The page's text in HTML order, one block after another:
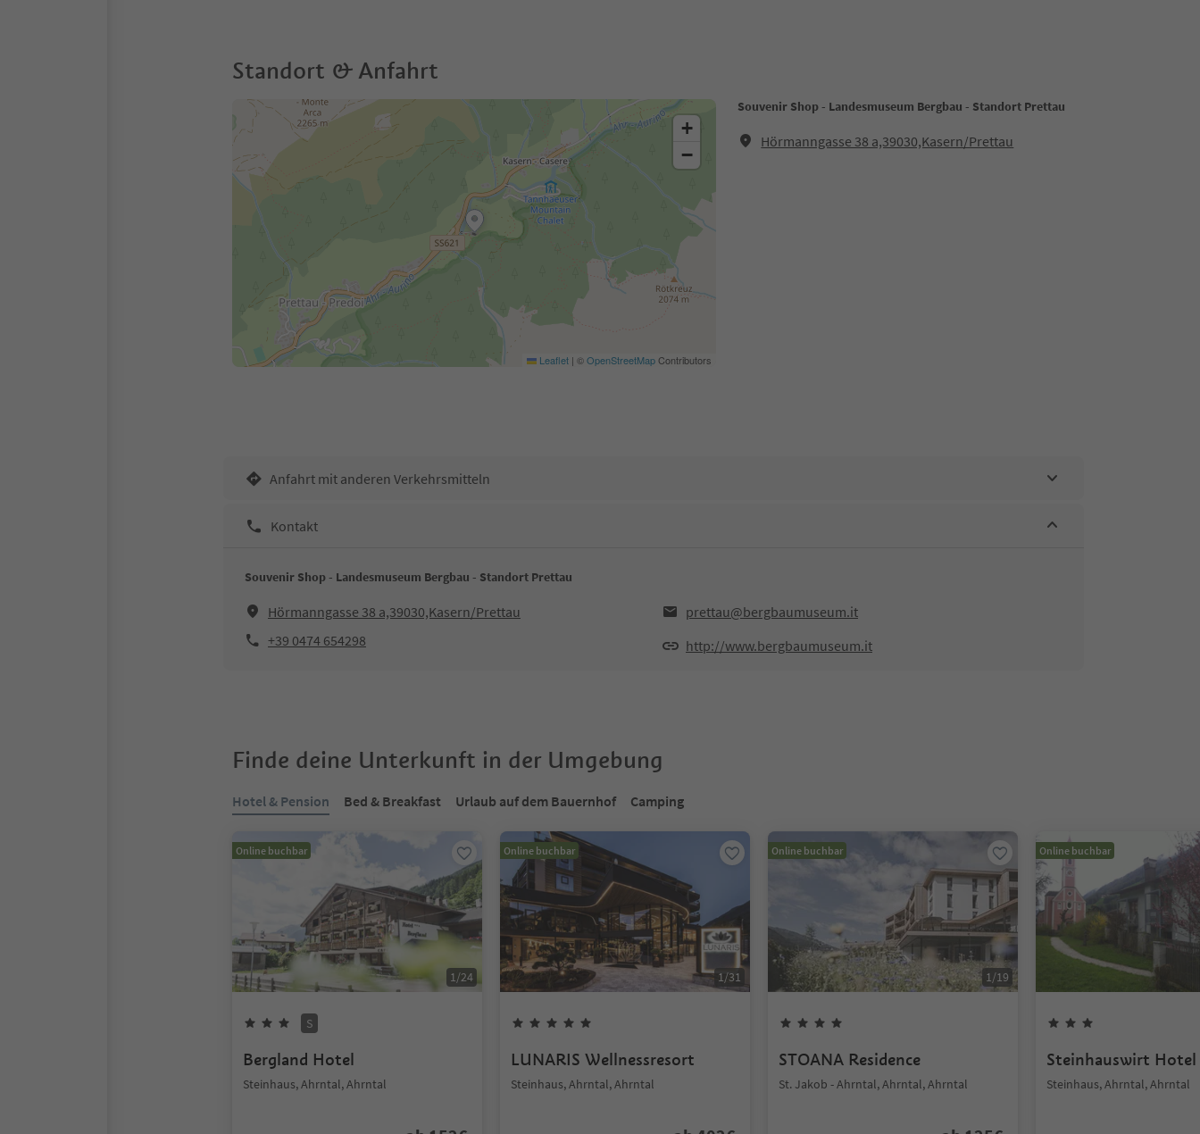
Standort & Anfahrt
Souvenir Shop - Landesmuseum Bergbau - Standort Prettau
Hörmanngasse 38 a,39030,Kasern/Prettau
+
−
Leaflet | ©OpenStreetMapContributors
Anfahrt mit anderen Verkehrsmitteln
Kontakt
Souvenir Shop - Landesmuseum Bergbau - Standort Prettau
Hörmanngasse 38 a,39030,Kasern/Prettau
prettau@bergbaumuseum.it
+39 0474 654298
http://www.bergbaumuseum.it
Finde deine Unterkunft in der Umgebung
Hotel & Pension Bed & Breakfast Urlaub auf dem Bauernhof Camping
Online buchbar
1/24
S
Bergland Hotel
Steinhaus, Ahrntal, Ahrntal
Online buchbar
1/31
LUNARIS Wellnessresort
Steinhaus, Ahrntal, Ahrntal
Online buchbar
1/19
STOANA Residence
St. Jakob - Ahrntal, Ahrntal, Ahrntal
Online buchbar
Steinhauswirt Hotel
Steinhaus, Ahrntal, Ahrntal